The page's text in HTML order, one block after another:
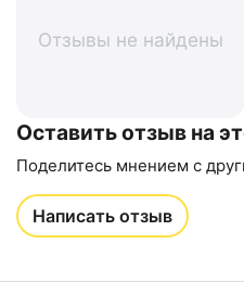
Отзывы не найдены
Оставить отзыв на
Поделитесь мнением с
Написать отзыв